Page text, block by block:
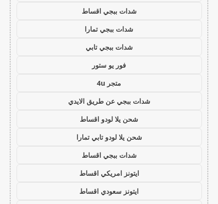
شدات ببجي اقساط
شدات ببجي تمارا
شدات ببجي تابي
فور يو ستور
متجر 4u
شدات ببجي عن طريق الايدي
شحن يلا لودو اقساط
شحن يلا لودو تابي تمارا
شدات ببجي اقساط
ايتونز امريكي اقساط
ايتونز سعودي اقساط